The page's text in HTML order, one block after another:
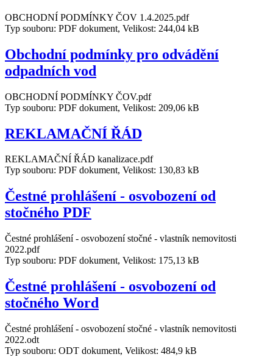
OBCHODNÍ PODMÍNKY ČOV 1.4.2025.pdf
Typ souboru: PDF dokument, Velikost: 244,04 kB
Obchodní podmínky pro odvádění
odpadních vod
OBCHODNÍ PODMÍNKY ČOV.pdf
Typ souboru: PDF dokument, Velikost: 209,06 kB
REKLAMAČNÍ ŘÁD
REKLAMAČNÍ ŘÁD kanalizace.pdf
Typ souboru: PDF dokument, Velikost: 130,83 kB
Čestné prohlášení - osvobození od
stočného PDF
Čestné prohlášení - osvobození stočné - vlastník nemovitosti
2022.pdf
Typ souboru: PDF dokument, Velikost: 175,13 kB
Čestné prohlášení - osvobození od
stočného Word
Čestné prohlášení - osvobození stočné - vlastník nemovitosti
2022.odt
Typ souboru: ODT dokument, Velikost: 484,9 kB